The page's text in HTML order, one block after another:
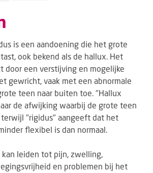
is een aandoening die het grote
ook bekend als de hallux. Het
door een verstijving en mogelijke
gewricht, vaak met een abnormale
teen naar buiten toe. "Hallux
de afwijking waarbij de grote teen
"rigidus" aangeeft dat het
flexibel is dan normaal.
kan leiden tot pijn, zwelling,
en problemen bij het